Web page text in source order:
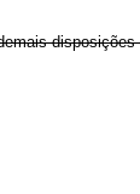
disposições